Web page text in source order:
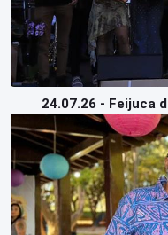
24.07.26 - Feijuca